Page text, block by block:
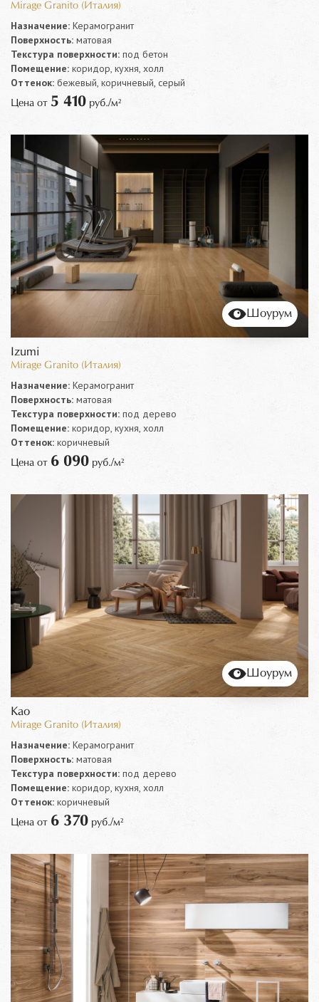
Mirage Granito (Италия)
Назначение: Керамогранит
Поверхность: матовая
Текстура поверхности: под бетон
Помещение: коридор, кухня, холл
Оттенок: бежевый, коричневый, серый
Цена от 5 410 руб./м²
Шоурум
Izumi
Mirage Granito (Италия)
Назначение: Керамогранит
Поверхность: матовая
Текстура поверхности: под дерево
Помещение: коридор, кухня, холл
Оттенок: коричневый
Цена от 6 090 руб./м²
Шоурум
Kao
Mirage Granito (Италия)
Назначение: Керамогранит
Поверхность: матовая
Текстура поверхности: под дерево
Помещение: коридор, кухня, холл
Оттенок: коричневый
Цена от 6 370 руб./м²